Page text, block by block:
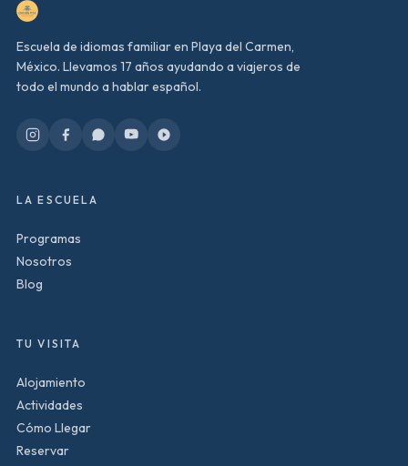
Escuela de idiomas familiar en Playa del Carmen,
México. Llevamos 17 años ayudando a viajeros de
todo el mundo a hablar español.
LA ESCUELA
Programas
Nosotros
Blog
TU VISITA
Alojamiento
Actividades
Cómo Llegar
Reservar